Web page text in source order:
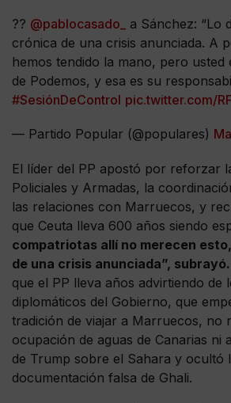
?? @pablocasado_ a Sánchez: “Lo
crónica de una crisis anunciada. A
hemos tendido la mano, pero usted
de Podemos, y esa es su
#SesiónDeControl pic.twitter.com/
— Partido Popular (@populares)
El líder del PP apostó por reforzar
Policiales y Armadas, la
las relaciones con Marruecos, y
que Ceuta lleva 600 años siendo
compatriotas allí no merecen
de una crisis anunciada”, subrayó.
que el PP lleva años advirtiendo de
diplomáticos del Gobierno, que
tradición de viajar a Marruecos, no
ocupación de aguas de Canarias ni
de Trump sobre el Sahara y ocultó
documentación falsa de Ghali.